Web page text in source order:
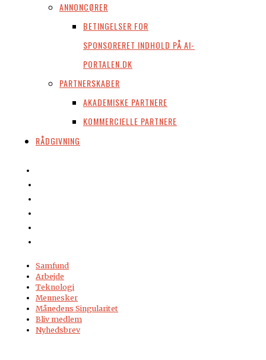
ANNONCØRER
BETINGELSER FOR
SPONSORERET INDHOLD PÅ AI-
PORTALEN.DK
PARTNERSKABER
AKADEMISKE PARTNERE
KOMMERCIELLE PARTNERE
RÅDGIVNING
Samfund
Arbejde
Teknologi
Mennesker
Månedens Singularitet
Bliv medlem
Nyhedsbrev